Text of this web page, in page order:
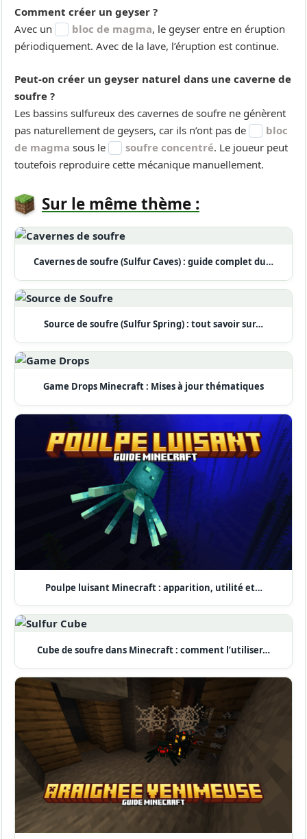
Comment créer un geyser ?
Avec un
bloc de magma, le geyser entre en éruption
périodiquement. Avec de la lave, l’éruption est continue.
Peut-on créer un geyser naturel dans une caverne de
soufre ?
Les bassins sulfureux des cavernes de soufre ne génèrent
pas naturellement de geysers, car ils n’ont pas de
bloc
de magma sous le soufre concentré. Le joueur peut
toutefois reproduire cette mécanique manuellement.
Sur le même thème :
Cavernes de soufre (Sulfur Caves) : guide complet du…
Source de soufre (Sulfur Spring) : tout savoir sur…
Game Drops Minecraft : Mises à jour thématiques
Poulpe luisant Minecraft : apparition, utilité et…
Cube de soufre dans Minecraft : comment l’utiliser…